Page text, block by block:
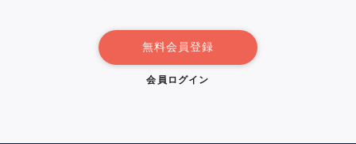
無料会員登録
会員ログイン